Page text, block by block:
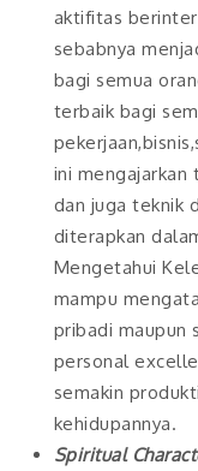
aktifitas
sebabnya
bagi semua
terbaik bagi
ini
dan juga teknik
diterapkan
Mengetahui
mampu
pribadi maupun
personal
semakin
kehidupannya.
Spiritual